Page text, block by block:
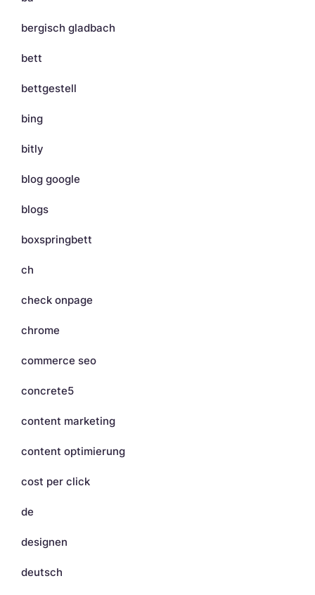
bergisch gladbach
bett
bettgestell
bing
bitly
blog google
blogs
boxspringbett
ch
check onpage
chrome
commerce seo
concrete5
content marketing
content optimierung
cost per click
de
designen
deutsch